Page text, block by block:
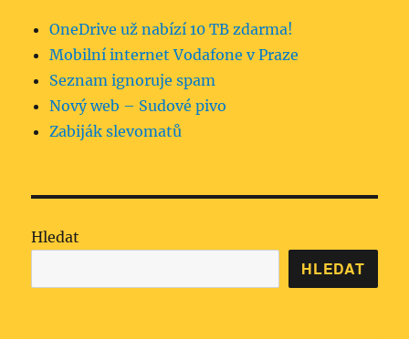
OneDrive už nabízí 10 TB zdarma!
Mobilní internet Vodafone v Praze
Seznam ignoruje spam
Nový web – Sudové pivo
Zabiják slevomatů
Hledat
HLEDAT